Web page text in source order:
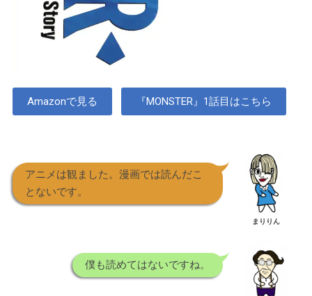
Amazonで見る 『MONSTER』1話目はこちら
アニメは観ました。漫画では読んだこ
とないです。
まりりん
僕も読めてはないですね。